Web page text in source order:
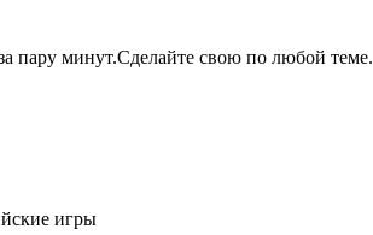
пару минут.Сделайте свою по любой теме.
игры